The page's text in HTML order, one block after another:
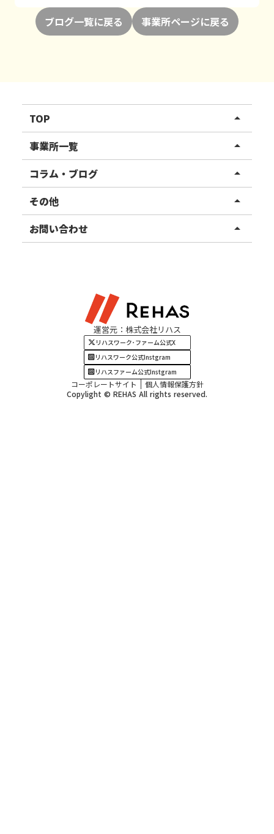
ブログ一覧に戻る 事業所ページに戻る
TOP arrow_drop_up
リハスワーク
リハスファーム
事業所一覧 arrow_drop_up
関東エリア
東北エリア
甲信越エリア
四国・九州エリア
コラム・ブログ arrow_drop_up
事業所ブログ
ご利用者様の声
その他 arrow_drop_up
お知らせ
お問い合わせ arrow_drop_up
運営元：株式会社リハス
リハスワーク･ファーム公式X
リハスワーク公式Instgram
リハスファーム公式Instgram
コーポレートサイト
個人情報保護方針
Copylight © REHAS All rights reserved.